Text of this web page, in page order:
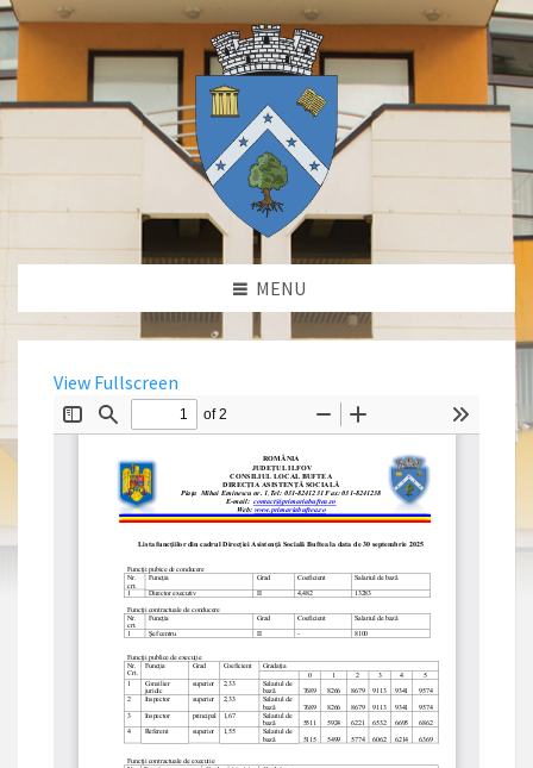
MENU
View Fullscreen